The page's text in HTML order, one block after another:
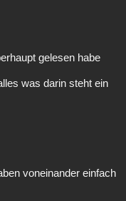
gelesen habe
was darin steht ein
voneinander einfach